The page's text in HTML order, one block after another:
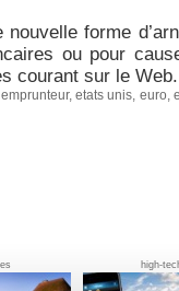
forme
ou pour
courant sur le
emprunteur,etats unis, euro,
high-